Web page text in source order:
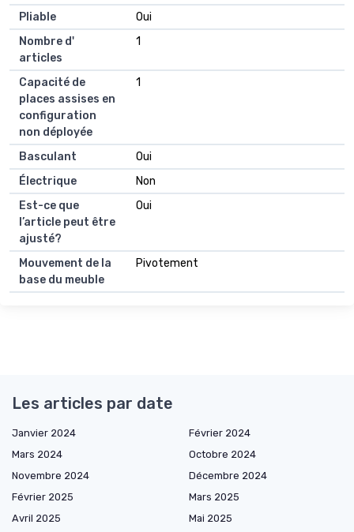
Pliable
Oui
Nombre d'
articles
1
Capacité de
places assises en
configuration
non déployée
1
Basculant
Oui
Électrique
Non
Est-ce que
l’article peut être
ajusté?
Oui
Mouvement de la
base du meuble
Pivotement
Les articles par date
Janvier 2024
Février 2024
Mars 2024
Octobre 2024
Novembre 2024
Décembre 2024
Février 2025
Mars 2025
Avril 2025
Mai 2025